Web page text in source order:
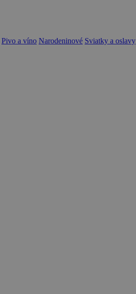
Pivo a víno Narodeninové Sviatky a oslavy